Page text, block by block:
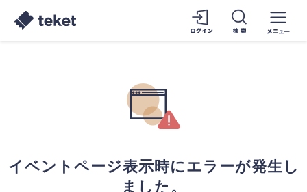
イベントページ表示時にエラーが発生し
ました。